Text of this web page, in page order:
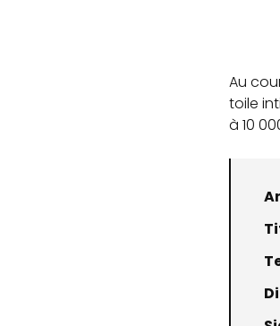
Au
toile
à 10